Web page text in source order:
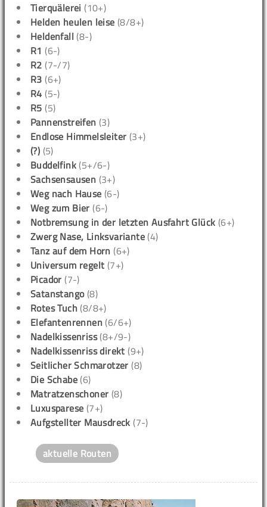
Tierquälerei (10+)
Helden heulen leise (8/8+)
Heldenfall (8-)
R1 (6-)
R2 (7-/7)
R3 (6+)
R4 (5-)
R5 (5)
Pannenstreifen (3)
Endlose Himmelsleiter (3+)
(?) (5)
Buddelfink (5+/6-)
Sachsensausen (3+)
Weg nach Hause (6-)
Weg zum Bier (6-)
Notbremsung in der letzten Ausfahrt Glück (6+)
Zwerg Nase, Linksvariante (4)
Tanz auf dem Horn (6+)
Universum regelt (7+)
Picador (7-)
Satanstango(8)
Rotes Tuch (8/8+)
Elefantenrennen (6/6+)
Nadelkissenriss(8+/9-)
Nadelkissenriss direkt (9+)
Seitlicher Schmarotzer (8)
Die Schabe (6)
Matratzenschoner (8)
Luxusparese (7+)
Aufgstellter Mausdreck (7-)
aktuelle Routen